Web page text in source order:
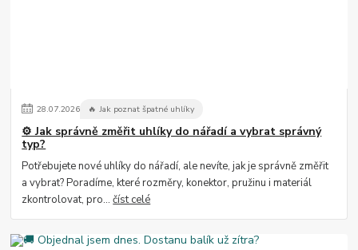
28.07.2026 🔥 Jak poznat špatné uhlíky
⚙️ Jak správně změřit uhlíky do nářadí a vybrat správný
typ?
Potřebujete nové uhlíky do nářadí, ale nevíte, jak je správně změřit
a vybrat? Poradíme, které rozměry, konektor, pružinu i materiál
zkontrolovat, pro...číst celé